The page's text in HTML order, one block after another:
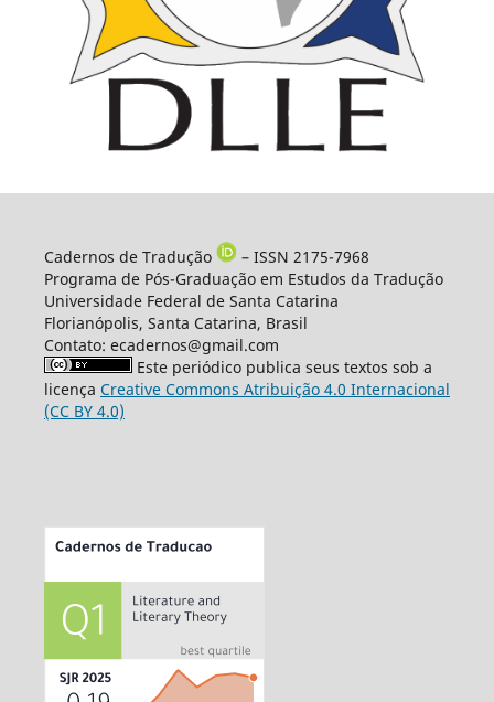
Cadernos de Tradução
– ISSN 2175-7968
Programa de Pós-Graduação em Estudos da Tradução
Universidade Federal de Santa Catarina
Florianópolis, Santa Catarina, Brasil
Contato: ecadernos@gmail.com
Este periódico publica seus textos sob a
licença Creative Commons Atribuição 4.0 Internacional
(CC BY 4.0)